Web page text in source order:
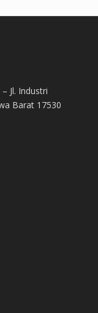
Jl. Industri
Barat 17530